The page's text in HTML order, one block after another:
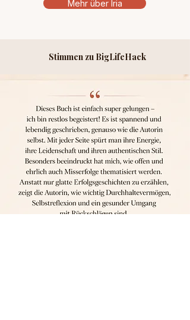
Mehr über Iria
Stimmen zu BigLifeHack